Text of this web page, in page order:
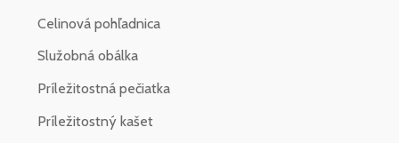
Celinová pohľadnica
Služobná obálka
Príležitostná pečiatka
Príležitostný kašet